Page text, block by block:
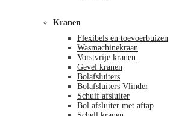
Kranen
Flexibels en toevoerbuizen
Wasmachinekraan
Vorstvrije kranen
Gevel kranen
Bolafsluiters
Bolafsluiters Vlinder
Schuif afsluiter
Bol afsluiter met aftap